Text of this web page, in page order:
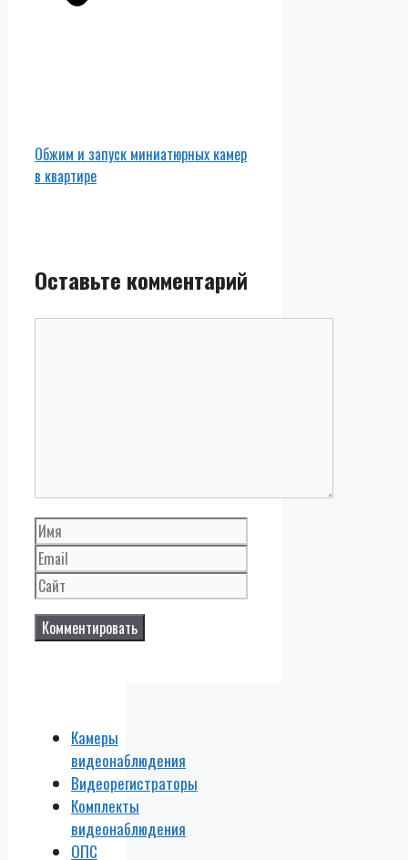
Обжим и запуск миниатюрных камер
в квартире
Оставьте комментарий
Имя
Камеры
видеонаблюдения
Видеорегистраторы
Комплекты
видеонаблюдения
ОПС